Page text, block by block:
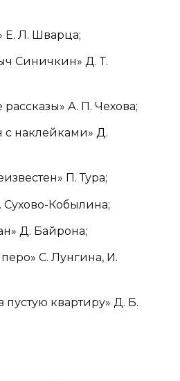
Е. Л. Шварца;
Синичкин» Д. Т.
А. П. Чехова;
с наклейками» Д.
П. Тура;
Сухово-Кобылина;
Д. Байрона;
С. Лунгина, И.
пустую квартиру» Д. Б.